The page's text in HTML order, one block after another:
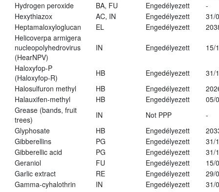
Hydrogen peroxide
BA, FU Engedélyezett
-
Hexythiazox
AC, IN Engedélyezett
31/
Heptamaloxyloglucan
EL Engedélyezett
Helicoverpa armigera
nucleopolyhedrovirus
(HearNPV)
IN Engedélyezett 15/
Haloxyfop-P
(Haloxyfop-R)
HB Engedélyezett
31/
Halosulfuron methyl
HB Engedélyezett
Halauxifen-methyl
HB Engedélyezett
05/
Grease (bands, fruit
trees)
IN Not PPP
-
Glyphosate
HB Engedélyezett
Gibberellins
PG Engedélyezett
31/
Gibberellic acid
PG Engedélyezett
31/
Geraniol
FU Engedélyezett
15/
Garlic extract
RE Engedélyezett
29/
Gamma-cyhalothrin
IN Engedélyezett
31/